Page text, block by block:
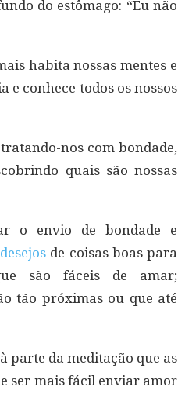
do estômago: “Eu não
habita nossas mentes e
e conhece todos os nossos
nos com bondade,
quais são nossas
o envio de bondade e
desejos de coisas boas para
são fáceis de amar;
tão próximas ou que até
parte da meditação que as
ser mais fácil enviar amor